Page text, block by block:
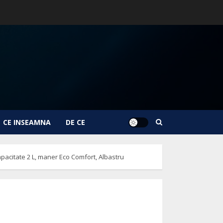
CE INSEAMNA DE CE
2 L, maner Eco Comfort, Albastru